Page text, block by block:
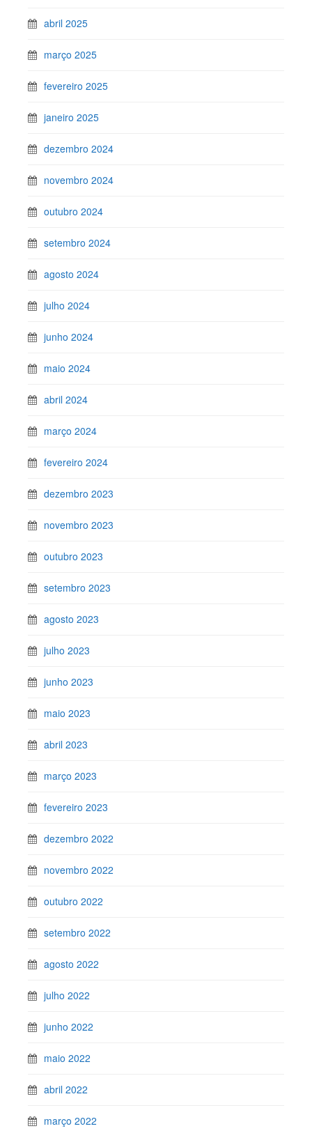
abril 2025
março 2025
fevereiro 2025
janeiro 2025
dezembro 2024
novembro 2024
outubro 2024
setembro 2024
agosto 2024
julho 2024
junho 2024
maio 2024
abril 2024
março 2024
fevereiro 2024
dezembro 2023
novembro 2023
outubro 2023
setembro 2023
agosto 2023
julho 2023
junho 2023
maio 2023
abril 2023
março 2023
fevereiro 2023
dezembro 2022
novembro 2022
outubro 2022
setembro 2022
agosto 2022
julho 2022
junho 2022
maio 2022
abril 2022
março 2022